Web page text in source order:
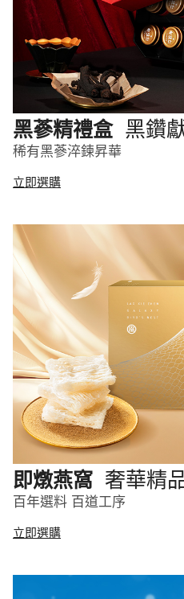
黑蔘精禮盒 黑鑽
稀有黑蔘淬鍊昇華
立即選購
即燉燕窩 奢華精
百年選料 百道工序
立即選購